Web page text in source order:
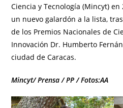
Ciencia y Tecnología (Mincyt)
un nuevo galardón a la lista,
de los Premios Nacionales de
Innovación Dr. Humberto
ciudad de Caracas.
Mincyt/ Prensa / PP / Fotos:AA